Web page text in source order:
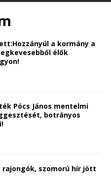
a kormány a
élők
Pócs János mentelmi
botrányos
rajongók, szomorú hír jött